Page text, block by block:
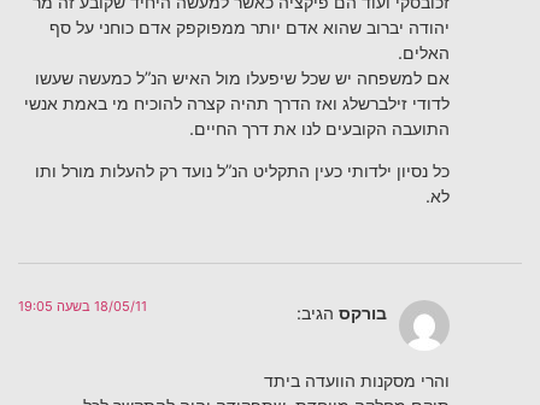
יהודה יברוב שהוא אדם יותר ממפוקפק אדם כוחני על סף
האלים.
אם למשפחה יש שכל שיפעלו מול האיש הנ”ל כמעשה שעשו
לדודי זילברשלג ואז הדרך תהיה קצרה להוכיח מי באמת אנשי
התועבה הקובעים לנו את דרך החיים.
כל נסיון ילדותי כעין התקליט הנ”ל נועד רק להעלות מורל ותו
לא.
בורקס הגיב: 18/05/11 בשעה 19:05
והרי מסקנות הוועדה ביתד